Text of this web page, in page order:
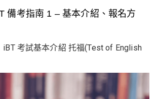
備考指南 1 – 基本介紹、報名方
iBT 考試基本介紹 托福(Test of English